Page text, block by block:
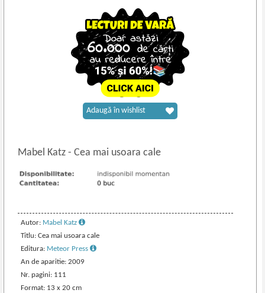
Mabel Katz- Cea mai usoara cale
Autor: Mabel Katz
Titlu: Cea mai usoara cale
Editura: Meteor Press
An de aparitie: 2009
Nr. pagini: 111
Format: 13 x 20 cm
Adaugă în wishlist